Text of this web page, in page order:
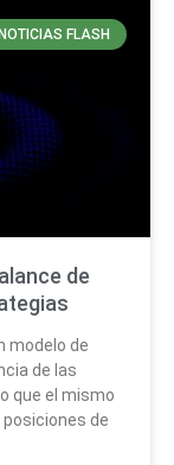
NOTICIAS FLASH
de
modelo de
de las
que el mismo
de